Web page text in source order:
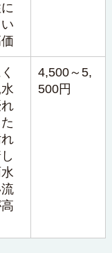
4,500～5,
500円